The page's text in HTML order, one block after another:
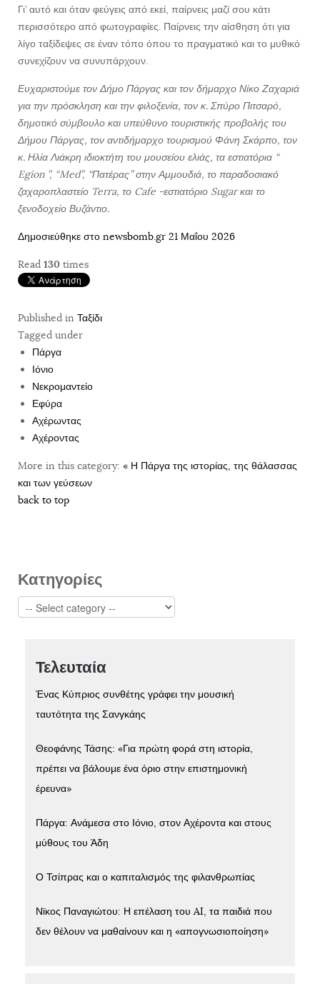
Γι’ αυτό και όταν φεύγεις από εκεί, παίρνεις μαζί σου κάτι
περισσότερο από φωτογραφίες. Παίρνεις την αίσθηση ότι για
λίγο ταξίδεψες σε έναν τόπο όπου το πραγματικό και το μυθικό
συνεχίζουν να συνυπάρχουν.
Ευχαριστούμε τον Δήμο Πάργας και τον δήμαρχο Νίκο Ζαχαριά
για την πρόσκληση και την φιλοξενία, τον κ. Σπύρο Πιτσαρό,
δημοτικό σύμβουλο και υπεύθυνο τουριστικής προβολής του
Δήμου Πάργας, τον αντιδήμαρχο τουρισμού Φάνη Σκάρπο, τον
κ. Ηλία Λιάκρη ιδιοκτήτη του μουσείου ελιάς, τα εστιατόρια “
Egion ”, “Med”, “Πατέρας” στην Αμμουδιά, το παραδοσιακό
ζαχαροπλαστείο Terra, το Cafe -εστιατόριο Sugar και το
ξενοδοχείο Βυζάντιο.
Δημοσιεύθηκε στο newsbomb.gr 21 Μαΐου 2026
Read 130 times
Published in Ταξίδι
Tagged under
Πάργα
Ιόνιο
Νεκρομαντείο
Εφύρα
Αχέρωντας
Αχέροντας
More in this category: « Η Πάργα της ιστορίας, της θάλασσας
και των γεύσεων
back to top
Κατηγορίες
Τελευταία
Ένας Κύπριος συνθέτης γράφει την μουσική
ταυτότητα της Σανγκάης
Θεοφάνης Τάσης: «Για πρώτη φορά στη ιστορία,
πρέπει να βάλουμε ένα όριο στην επιστημονική
έρευνα»
Πάργα: Ανάμεσα στο Ιόνιο, στον Αχέροντα και στους
μύθους του Άδη
Ο Τσίπρας και ο καπιταλισμός της φιλανθρωπίας
Νϊκος Παναγιώτου: Η επέλαση του AI, τα παιδιά που
δεν θέλουν να μαθαίνουν και η «απογνωσιοποίηση»